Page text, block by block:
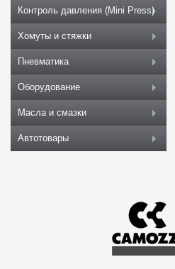
Контроль давления (Mini Press)
Хомуты и стяжки
Пневматика
Оборудование
Масла и смазки
Автотовары